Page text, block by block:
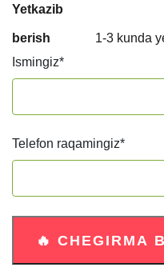
Yetkazib
berish
1-3 kunda
Ismingiz*
Telefon raqamingiz*